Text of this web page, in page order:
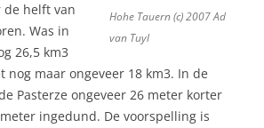
Hohe Tauern (c) 2007 Ad
van Tuyl
de helft van
Was in
26,5 km3
nog maar ongeveer 18 km3. In de
Pasterze ongeveer 26 meter korter
ingedund. De voorspelling is